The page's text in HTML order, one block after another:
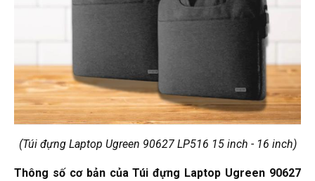
(Túi đựng Laptop Ugreen 90627 LP516 15 inch - 16 inch)
Thông số cơ bản của Túi đựng Laptop Ugreen 90627